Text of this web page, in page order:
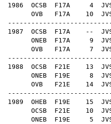
1986 OCSB F17A 4
OVB F17A 10
1987 OCSB F17A --
ONEB F17A 9
OVB F17A 7
1988 OCSB F21E 13
ONEB F19E 8
OVB F21E 14
1989 OHEB F19E 15
OCSB F21E 10
ONEB F19E 5